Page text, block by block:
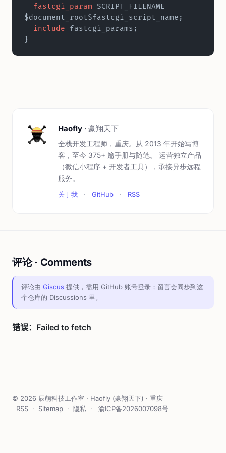
  fastcgi_param
SCRIPT_FILENAME
$document_root$fastcgi_script_name;
  include
fastcgi_params;
}
Haofly · 豪翔天下
全栈开发工程师，重庆。从 2013 年开始写博
客，至今 375+ 篇手册与随笔。 运营独立产品
（微信小程序 + 开发者工具），承接异步远程
服务。
关于我 · GitHub · RSS
评论 · Comments
评论由 Giscus 提供，需用 GitHub 账号登录；留言会同步到这
个仓库的 Discussions 里。
© 2026 辰萌科技工作室 · Haofly (豪翔天下) · 重庆
RSS · Sitemap · 隐私 · 渝ICP备2026007098号